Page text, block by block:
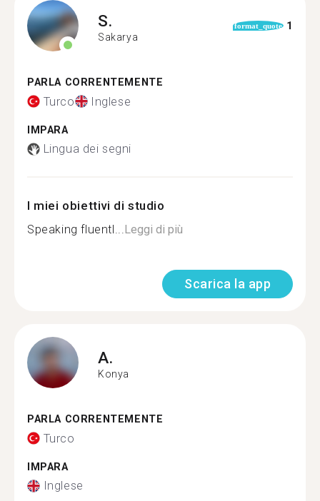
S.
Sakarya
format_quote 1
PARLA CORRENTEMENTE
Turco Inglese
IMPARA
Lingua dei segni
I miei obiettivi di studio
Speaking fluentl...Leggi di più
Scarica la app
A.
Konya
PARLA CORRENTEMENTE
Turco
IMPARA
Inglese